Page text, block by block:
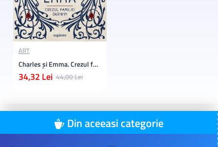
ART
Charles și Emma. Crezul familiei Darwin
34,32 Lei 44,00 Lei
Din aceeasi categorie